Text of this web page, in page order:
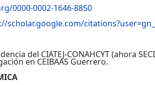
0000-0002-1646-8850
scholar.google.com/
del CIATEJ-CONAHCYT (ahora
en CEIBAAS Guerrero.